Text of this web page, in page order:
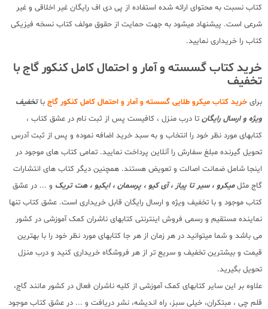
کتاب نسبت به محتوای ارائه شده استفاده از پی دی اف رایگان غیر اخلاقی و غیر
شرعی است. پیشنهاد میشود به جهت حمایت از حقوق مولف کتاب نسخه فیزیکی
کتاب را خریداری نمایید.
خرید کتاب گسسته و آمار و احتمال کامل کنکور گاج با
تخفیف
برای خرید کتاب میکرو طلایی گسسته و آمار و احتمال کامل کنکور گاج باتخفیف
ویژه و ارسال رایگان تا درب منزل ، کافیست پس از ثبت نام در عشق کتاب ،
کتابهای مورد نظر خود را انتخاب و به سبد خرید اضافه نموده و پس از ثبت آدرس
تحویل گیرنده مبلغ سفارش را آنلاین پرداخت نمایید. تمامی کتاب های موجود در
اینجا شامل ضمانت اصالت و تعویض هستند. همچنین دیگر کتاب های انتشارات
گاج مثلمیکرو ، سیر تا پیاز ، آی کیو ، پرسمان ، ایکیو ، هت تریک و ... در عشق
کتاب موجود و با تخفیف ویژه و ارسال رایگان قابل خریداری است. عشق کتاب تنها
نماینده مستقیم و رسمی فروش اینترنتی کتابهای ناشران کمک آموزشی در کشور
می باشد و شما میتوانید در هر زمان از هر جا کتابهای مورد نظر خود را با بهترین
قیمت و بیشترین تخفیف و سریع تر از هر فروشگاه خریداری کنید و درب منزل
تحویل بگیرید.
علاوه بر این سایر کتابهای کمک آموزشی از کلیه ناشران فعال در کشور مانند گاج،
قلم چی ، مبتکران، خیلی سبز، راه اندیشه، نشر دریافت و ... در عشق کتاب موجود